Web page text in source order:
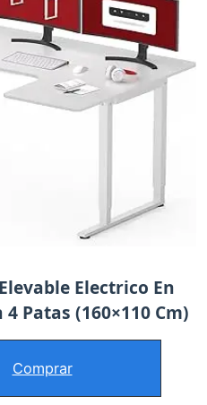
Electrico En
Patas (160×110 Cm)
Comprar